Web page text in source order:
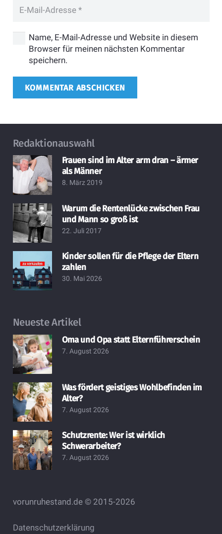
Name, E-Mail-Adresse und Website in diesem
Browser für meinen nächsten Kommentar
speichern.
KOMMENTAR ABSCHICKEN
Redaktionauswahl
Frauen sind im Alter arm dran – ärmer
als Männer
8. März 2019
Warum die Rentenlücke zwischen Frau
und Mann so groß ist
22. Juli 2017
Kinder sollen für die Pflege der Eltern
zahlen
30. Mai 2026
Neueste Artikel
Oma und Opa statt Elternführerschein
7. August 2026
Was fördert geistiges Wohlbefinden im
Alter?
7. August 2026
Schutzrente: Wer ist wirklich
Schwerarbeiter?
7. August 2026
vorunruhestand.de © 2015-2026
Datenschutzerklärung